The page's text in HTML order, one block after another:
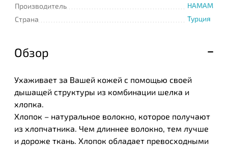
Производитель
HAMAM
Страна
Турция
Обзор
Ухаживает за Вашей кожей с помощью своей
дышащей структуры из комбинации шелка и
хлопка.
Хлопок – натуральное волокно, которое получают
из хлопчатника. Чем длиннее волокно, тем лучше
и дороже ткань. Хлопок обладает превосходными